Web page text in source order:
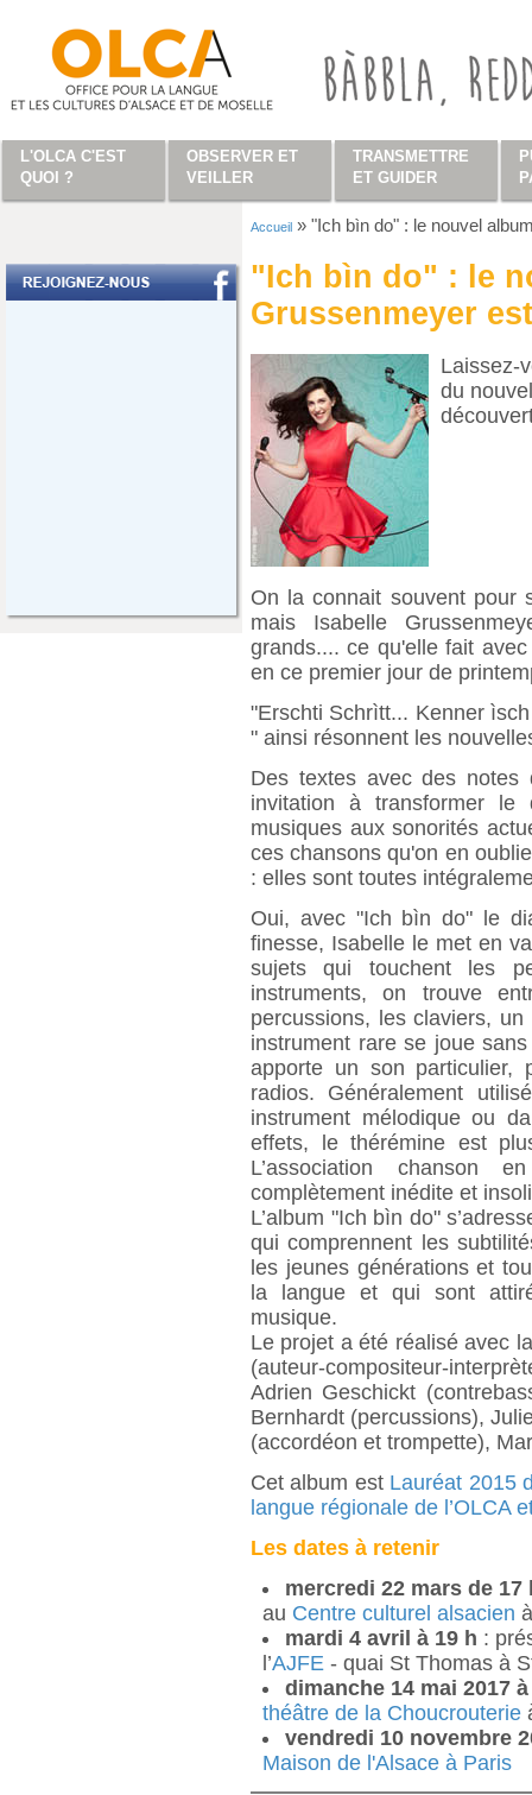
Accueil » "Ich bìn do" : le nouvel
"Ich bìn do" : le
Grussenmeyer
Laissez-
du
On la connait souvent pour
mais Isabelle
grands.... ce qu'elle fait
en ce premier jour de
"Erschti Schrìtt... Kenner
" ainsi résonnent les
Des textes avec des notes
invitation à transformer
musiques aux sonorités
ces chansons qu'on en
: elles sont toutes
Oui, avec "Ich bìn do" le
finesse, Isabelle le met en
sujets qui touchent les
instruments, on trouve
percussions, les claviers,
instrument rare se joue
apporte un son particulier,
radios. Généralement
instrument mélodique ou
effets, le thérémine est
L’association chanson
complètement inédite et
L’album "Ich bìn do"
qui comprennent les
les jeunes générations et
la langue et qui sont
musique.
Le projet a été réalisé avec
(auteur-compositeur-
Adrien Geschickt
Bernhardt (percussions),
(accordéon et trompette),
Cet album est Lauréat 2015
langue régionale de l’OLCA
Les dates à retenir
mercredi 22 mars de 17
au Centre culturel alsacien
mardi 4 avril à 19 h :
l’AJFE - quai St Thomas à
dimanche 14 mai 2017
théâtre de la Choucrouterie
vendredi 10 novembre
Maison de l'Alsace à Paris
L'OLCA C'EST
QUOI ?
OBSERVER ET
VEILLER
TRANSMETTRE
ET GUIDER